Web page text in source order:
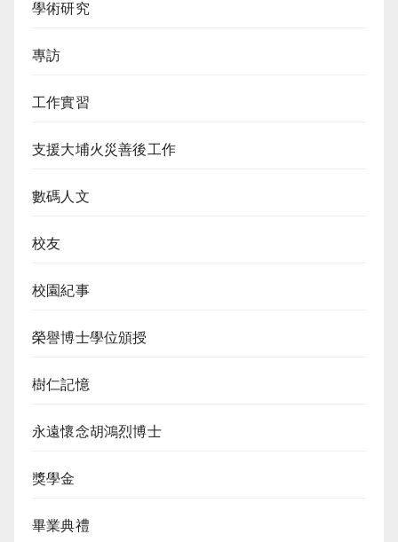
學術研究
專訪
工作實習
支援大埔火災善後工作
數碼人文
校友
校園紀事
榮譽博士學位頒授
樹仁記憶
永遠懷念胡鴻烈博士
獎學金
畢業典禮